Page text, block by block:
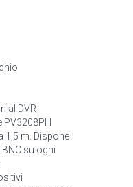
al DVR
PV3208PH
1,5 m. Dispone
su ogni